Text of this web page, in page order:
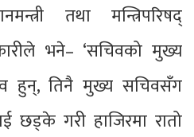
तथा मन्त्रिपरिषद्
भने– ‘सचिवको मुख्य
हुन्, तिनै मुख्य सचिवसँग
छड्के गरी हाजिरमा रातो